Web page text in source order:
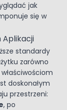
jak
się w
Aplikacji
standardy
zarówno
doskonałym
przestrzeni:
, po